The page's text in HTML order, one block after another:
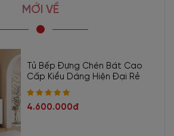
điểm Tủ Rượu
MỚI VỀ
Tủ Bếp Đựng Chén Bát Cao
Cấp Kiểu Dáng Hiện Đại Rẻ
4.600.000đ